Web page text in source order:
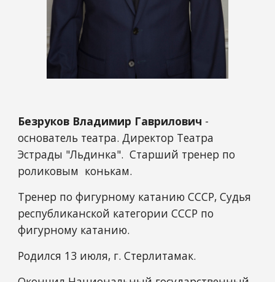
Безруков Владимир Гаврилович -
основатель театра. Директор Театра
Эстрады "Льдинка". Старший тренер по
роликовым конькам.
Тренер по фигурному катанию СССР, Судья
республиканской категории СССР по
фигурному катанию.
Родился 13 июля, г. Стерлитамак.